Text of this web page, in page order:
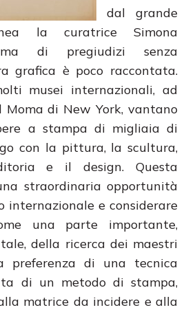
dal grande
la curatrice Simona
di pregiudizi senza
grafica è poco raccontata.
musei internazionali, ad
Moma di New York, vantano
a stampa di migliaia di
con la pittura, la scultura,
e il design. Questa
straordinaria opportunità
internazionale e considerare
una parte importante,
della ricerca dei maestri
preferenza di una tecnica
di un metodo di stampa,
matrice da incidere e alla